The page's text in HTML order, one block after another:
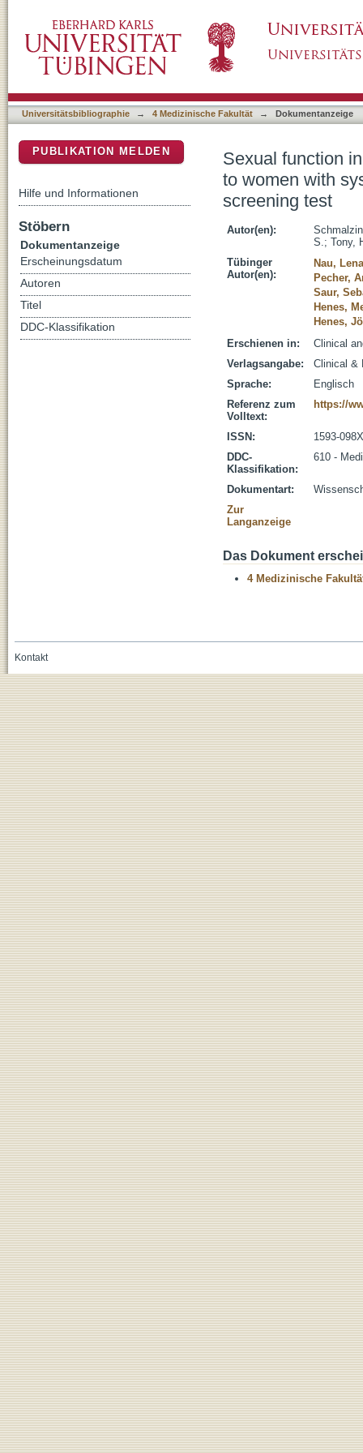
lupus erythematosus and evaluation of a
Universitätsbibliographie → 4 Medizinische Fakultät → Dokumentanzeige
Sexual function
to women with
screening test
Autor(en):
S.; Tony,
Tübinger
Autor(en):
Nau,
Pecher,
Saur,
Henes,
Henes,
Erschienen in:
Clinical
Verlagsangabe:
Clinical &
Sprache:
Englisch
Referenz zum
Volltext:
https://
ISSN:
1593-098X
DDC-
Klassifikation:
610 -
Dokumentart:
Zur
Langanzeige
Das Dokument
4 Medizinische
PUBLIKATION MELDEN
Hilfe und Informationen
Stöbern
Dokumentanzeige
Erscheinungsdatum
Autoren
Titel
DDC-Klassifikation
Kontakt